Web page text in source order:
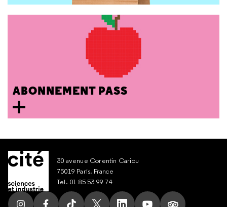
ABONNEMENT PASS
30 avenue Corentin Cariou
75019 Paris, France
Tel. 01 85 53 99 74